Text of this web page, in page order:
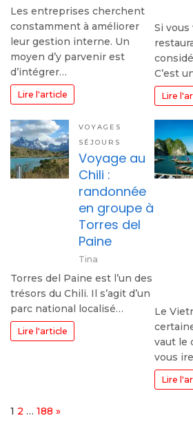
Les entreprises cherchent
constamment à améliorer
leur gestion interne. Un
moyen d’y parvenir est
d’intégrer…
Lire l'article
Si
C’est
Lire
VOYAGES
SÉJOURS
Voyage au
Chili :
randonnée
en groupe à
Torres del
Paine
Tina
Torres del Paine est l’un des
trésors du Chili. Il s’agit d’un
parc national localisé…
Lire l'article
Le
vaut le
vous
Lire
Page:
1 2 … 188 Next
»